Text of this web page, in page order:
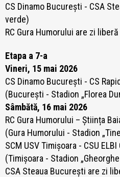
CS Dinamo București - CSA
verde)
RC Gura Humorului are zi liberă
Etapa a 7-a
Vineri, 15 mai 2026
CS Dinamo București - CS
(București - Stadion „Florea
Sâmbătă, 16 mai 2026
RC Gura Humorului – Știința
(Gura Humorului - Stadion
SCM USV Timișoara - CSU
(Timișoara - Stadion
CSA Steaua București are zi